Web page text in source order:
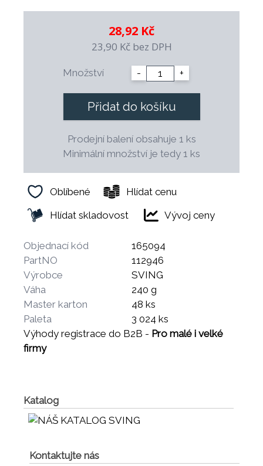
28,92 Kč
23,90 Kč bez DPH
Množství - +
Přidat do košíku
Prodejní balení obsahuje 1 ks
Minimální množství je tedy 1 ks
Oblíbené
Hlídat cenu
Hlídat skladovost
Vývoj ceny
Objednací kód
165094
PartNO
112946
Výrobce
SVING
Váha
240 g
Master karton
48 ks
Paleta
3 024 ks
Výhody registrace do B2B - Pro malé i velké
firmy
Katalog
Kontaktujte nás